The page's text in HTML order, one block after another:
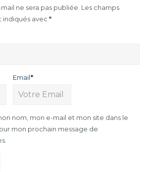
ne sera pas publiée. Les champs
indiqués avec*
Email*
nom, mon e-mail et mon site dans le
mon prochain message de